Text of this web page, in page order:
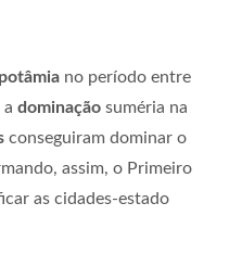
no período entre
a dominação suméria na
conseguiram dominar o
assim, o Primeiro
as cidades-estado